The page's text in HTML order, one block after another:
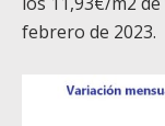
febrero de 2023.